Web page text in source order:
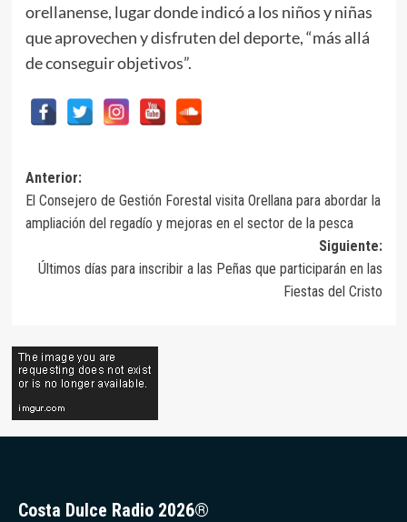
orellanense, lugar donde indicó a los niños y niñas
que aprovechen y disfruten del deporte, “más allá
de conseguir objetivos”.
Navegación
de
entradas
Anterior:
El Consejero de Gestión Forestal visita Orellana para abordar la
ampliación del regadío y mejoras en el sector de la pesca
Siguiente:
Últimos días para inscribir a las Peñas que participarán en las
Fiestas del Cristo
Costa Dulce Radio 2026®